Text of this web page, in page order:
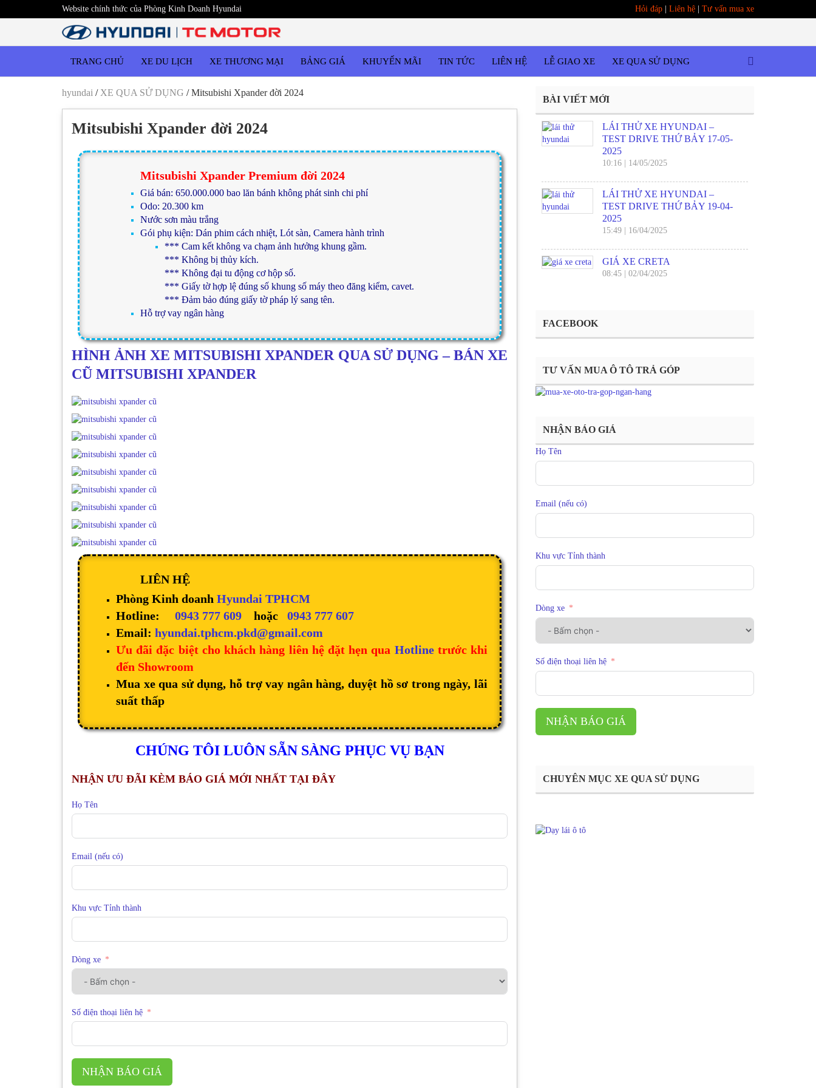
Website chính thức của Phòng Kinh Doanh Hyundai Hỏi đáp Liên hệ Tư vấn mua xe
TRANG CHỦ XE DU LỊCH XE THƯƠNG MẠI BẢNG GIÁ KHUYẾN MÃI TIN TỨC LIÊN HỆ LỄ GIAO XE XE QUA SỬ DỤNG
hyundai / XE QUA SỬ DỤNG /Mitsubishi Xpander đời 2024
Mitsubishi Xpander đời 2024
Mitsubishi Xpander Premium đời 2024
Giá bán: 650.000.000 bao lăn bánh không phát sinh chi phí
Odo: 20.300 km
Nước sơn màu trắng
Gói phụ kiện: Dán phim cách nhiệt, Lót sàn, Camera hành trình
*** Cam kết không va chạm ảnh hưởng khung gầm.
*** Không bị thủy kích.
*** Không đại tu động cơ hộp số.
*** Giấy tờ hợp lệ đúng số khung số máy theo đăng kiểm, cavet.
*** Đảm bảo đúng giấy tờ pháp lý sang tên.
Hỗ trợ vay ngân hàng
HÌNH ẢNH XE MITSUBISHI XPANDER QUA SỬ DỤNG – BÁN XE
CŨ MITSUBISHI XPANDER
LIÊN HỆ
Phòng Kinh doanh Hyundai TPHCM
Hotline: 0943 777 609 hoặc 0943 777 607
Email: hyundai.tphcm.pkd@gmail.com
Ưu đãi đặc biệt cho khách hàng liên hệ đặt hẹn qua Hotlinetrước khi
đến Showroom
Mua xe qua sử dụng, hỗ trợ vay ngân hàng, duyệt hồ sơ trong ngày, lãi
suất thấp
CHÚNG TÔI LUÔN SẴN SÀNG PHỤC VỤ BẠN
NHẬN ƯU ĐÃI KÈM BÁO GIÁ MỚI NHẤT TẠI ĐÂY
Họ Tên
Email (nếu có)
Khu vực Tỉnh thành
Dòng xe
Số điện thoại liên hệ
NHẬN BÁO GIÁ
BÀI VIẾT MỚI
LÁI THỬ XE HYUNDAI –
TEST DRIVE THỨ BẢY 17-05-
2025
10:16 14/05/2025
LÁI THỬ XE HYUNDAI –
TEST DRIVE THỨ BẢY 19-04-
2025
15:49 16/04/2025
GIÁ XE CRETA
08:45 02/04/2025
FACEBOOK
TƯ VẤN MUA Ô TÔ TRẢ GÓP
NHẬN BÁO GIÁ
Họ Tên
Email (nếu có)
Khu vực Tỉnh thành
Dòng xe
Số điện thoại liên hệ
NHẬN BÁO GIÁ
CHUYÊN MỤC XE QUA SỬ DỤNG